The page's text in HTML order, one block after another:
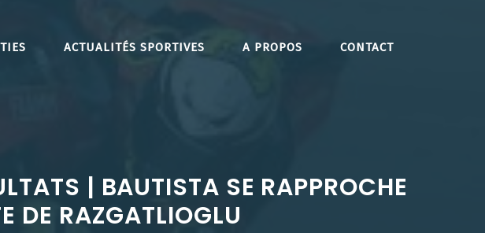
ACTUALITÉS SPORTIVES A PROPOS CONTACT
| BAUTISTA SE RAPPROCHE
DE RAZGATLIOGLU